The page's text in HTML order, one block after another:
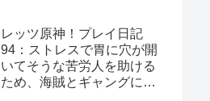
レッツ原神！プレイ日記
94：ストレスで胃に穴が開
いてそうな苦労人を助ける
ため、海賊とギャングに話